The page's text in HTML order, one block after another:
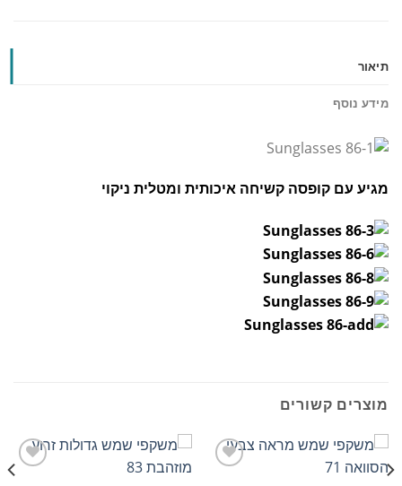
תיאור
מידע נוסף
מגיע עם קופסה קשיחה איכותית ומטלית ניקוי
מוצרים קשורים